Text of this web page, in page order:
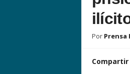
Por Prensa
Compartir